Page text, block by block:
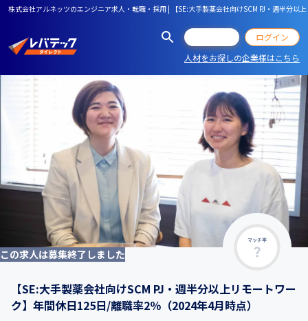
株式会社アルネッツのエンジニア求人・転職・採用 | 【SE:大手製薬会社向けSCM PJ・週半分
ログイン
人材をお探しの企業様はこちら
マッチ率
この求人は募集終了しました
【SE:大手製薬会社向けSCM PJ・週半分以上リモートワー
ク】年間休日125日/離職率2％（2024年4月時点）